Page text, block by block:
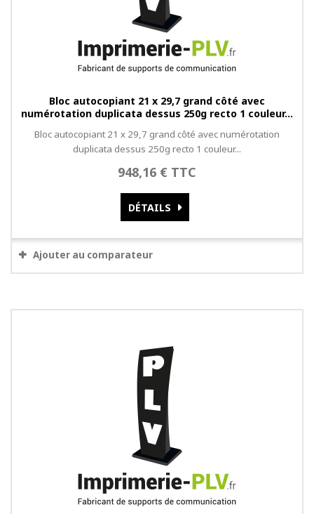
Bloc autocopiant 21 x 29,7 grand côté avec
numérotation duplicata dessus 250g recto 1 couleur...
Bloc autocopiant 21 x 29,7 grand côté avec numérotation
duplicata dessus 250g recto 1 couleur...
948,16 € TTC
DÉTAILS
Ajouter au comparateur